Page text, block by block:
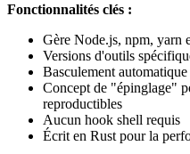
Fonctionnalités clés :
Gère Node.js, npm, yarn
Versions d'outils
Basculement
Concept de "épinglage"
reproductibles
Aucun hook shell requis
Écrit en Rust pour la